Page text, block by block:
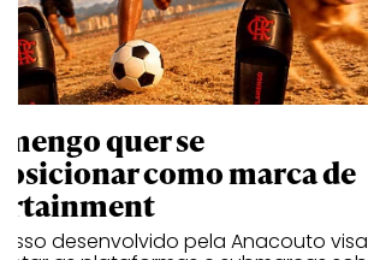
quer se
como marca de
desenvolvido pela Anacouto visa